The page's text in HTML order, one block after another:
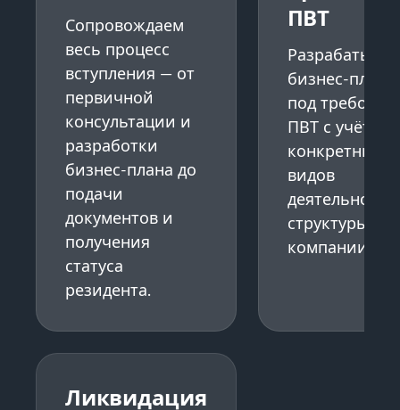
Сопровождаем
весь процесс
вступления — от
первичной
консультации и
разработки
бизнес-плана до
подачи
документов и
получения
статуса
резидента.
ПВТ
бизнес-план
под
ПВТ с учётом
конкретных
видов
структуры
компании.
Ликвидация